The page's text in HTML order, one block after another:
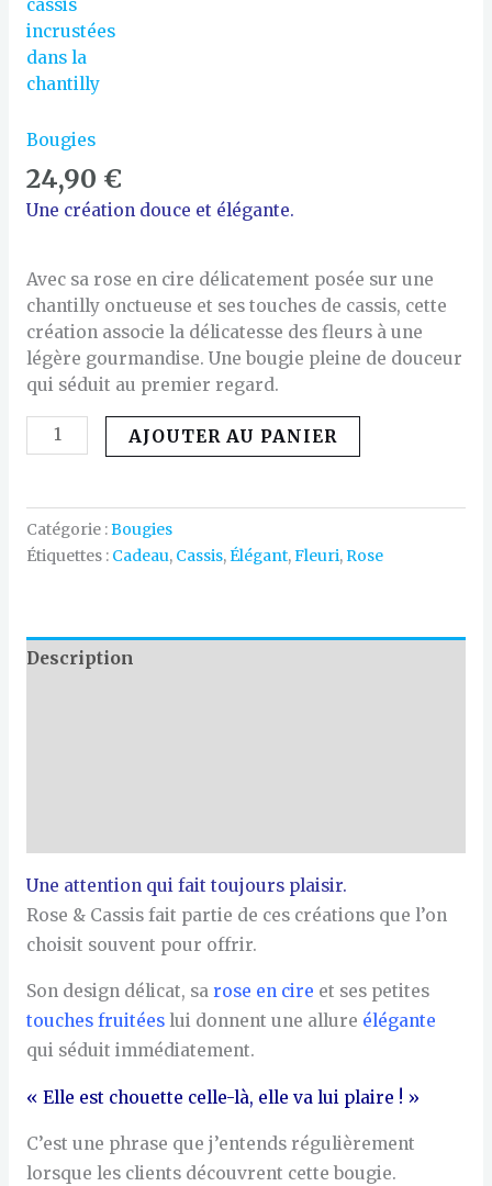
Bougies
24,90 €
Une création douce et élégante.
Avec sa rose en cire délicatement posée sur une
chantilly onctueuse et ses touches de cassis, cette
création associe la délicatesse des fleurs à une
légère gourmandise. Une bougie pleine de douceur
qui séduit au premier regard.
AJOUTER AU PANIER
Catégorie :Bougies
Étiquettes : Cadeau, Cassis,Élégant,Fleuri, Rose
Description
Une attention qui fait toujours plaisir.
Rose & Cassis fait partie de ces créations que l’on
choisit souvent pour offrir.
Son design délicat, sa rose en cire et ses petites
touches fruitéeslui donnent une allure élégante
qui séduit immédiatement.
« Elle est chouette celle-là, elle va lui plaire ! »
C’est une phrase que j’entends régulièrement
lorsque les clients découvrent cette bougie.